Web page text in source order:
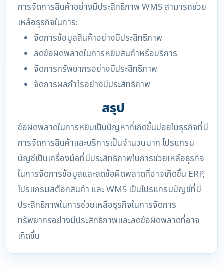
การจัดการสินค้าอย่างมีประสิทธิภาพ WMS สามารถช่วย
เหลือธุรกิจในการ:
จัดการข้อมูลสินค้าอย่างมีประสิทธิภาพ
ลดข้อผิดพลาดในการหยิบสินค้าหรือบริการ
จัดการทรัพยากรอย่างมีประสิทธิภาพ
จัดการผลกำไรอย่างมีประสิทธิภาพ
สรุป
ข้อผิดพลาดในการหยิบเป็นปัญหาที่เกิดขึ้นบ่อยในธุรกิจที่มี
การจัดการสินค้าและบริการเป็นจำนวนมาก โปรแกรม
บัญชีเป็นเครื่องมือที่มีประสิทธิภาพในการช่วยเหลือธุรกิจ
ในการจัดการข้อมูลและลดข้อผิดพลาดที่อาจเกิดขึ้น ERP,
โปรแกรมสต็อกสินค้า และ WMS เป็นโปรแกรมบัญชีที่มี
ประสิทธิภาพในการช่วยเหลือธุรกิจในการจัดการ
ทรัพยากรอย่างมีประสิทธิภาพและลดข้อผิดพลาดที่อาจ
เกิดขึ้น